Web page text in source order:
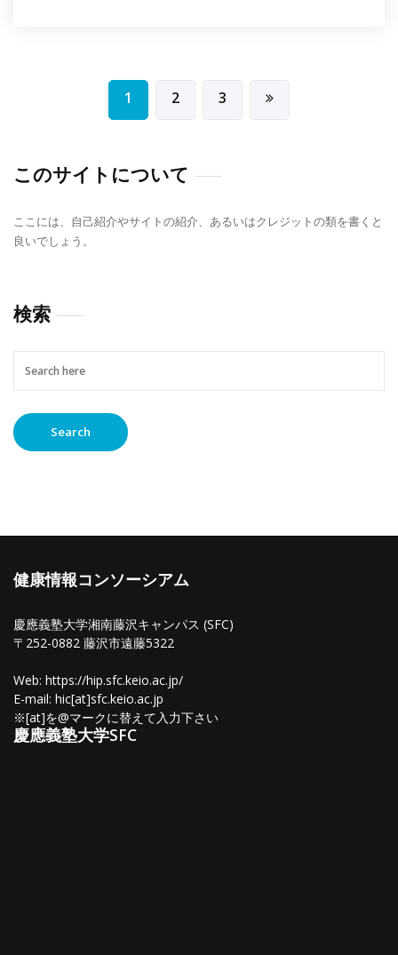
ペ
ー
ジ
送
1 2 3
このサイトについて
ここには、自己紹介やサイトの紹介、あるいはクレジットの類を書くと
良いでしょう。
検索
健康情報コンソーシアム
慶應義塾大学湘南藤沢キャンパス (SFC)
〒252-0882 藤沢市遠藤5322
Web: https://hip.sfc.keio.ac.jp/
E-mail: hic[at]sfc.keio.ac.jp
※[at]を@マークに替えて入力下さい
慶應義塾大学SFC